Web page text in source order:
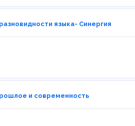
языка- Синергия
и современность